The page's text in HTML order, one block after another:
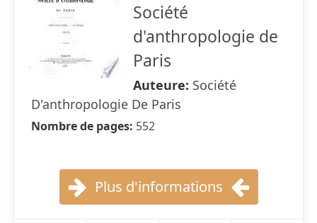
Société
d'anthropologie de
Paris
Auteure: Société
D'anthropologie De Paris
Nombre de pages: 552
Plus d'informations